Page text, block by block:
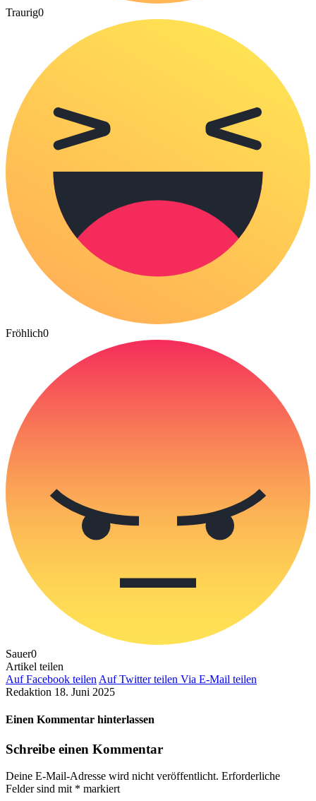
Traurig0
Fröhlich0
Sauer0
Artikel teilen
Auf Facebook teilen Auf Twitter teilen Via E-Mail teilen
Redaktion 18. Juni 2025
Einen Kommentar hinterlassen
Schreibe einen Kommentar
Deine E-Mail-Adresse wird nicht veröffentlicht. Erforderliche
Felder sind mit * markiert